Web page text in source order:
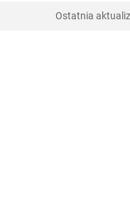
Ostatnia